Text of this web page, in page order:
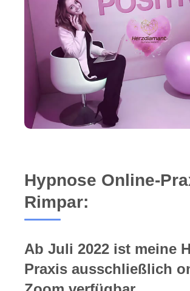
Hypnose Online-
Rimpar:
Ab Juli 2022 ist meine
Praxis ausschließlich